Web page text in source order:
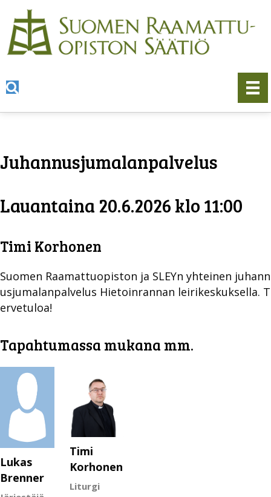
Juhannusjumalanpalvelus
Lauantaina 20.6.2026 klo 11:00
Timi Korhonen
Suomen Raamattuopiston ja SLEYn yhteinen juhann
usjumalanpalvelus Hietoinrannan leirikeskuksella. T
ervetuloa!
Tapahtumassa mukana mm.
Lukas
Brenner
Timi
Korhonen
Liturgi